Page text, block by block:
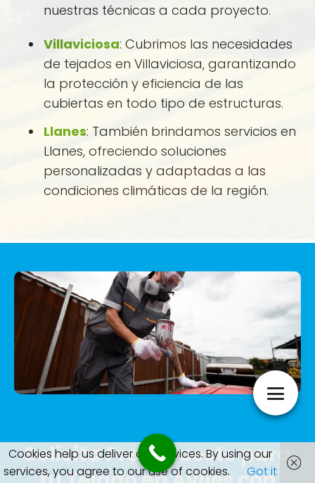
nuestras técnicas a cada proyecto.
Villaviciosa: Cubrimos las necesidades
de tejados en Villaviciosa, garantizando
la protección y eficiencia de las
cubiertas en todo tipo de estructuras.
Llanes: También brindamos servicios en
Llanes, ofreciendo soluciones
personalizadas y adaptadas a las
condiciones climáticas de la región.
Solicita Presupuesto para
Cookies help us deliver our services. By using our
services, you agree to our use of cookies.
Got it